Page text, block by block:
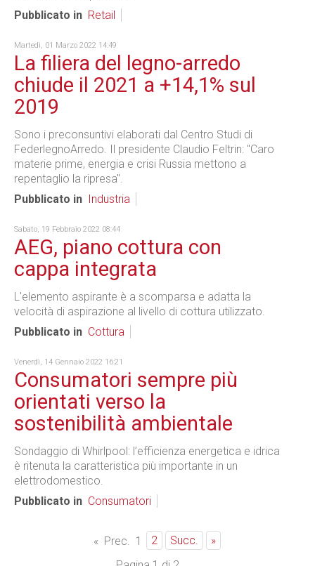
Pubblicato in Retail
Martedì, 01 Marzo 2022 14:49
La filiera del legno-arredo
chiude il 2021 a +14,1% sul
2019
Sono i preconsuntivi elaborati dal Centro Studi di
FederlegnoArredo. Il presidente Claudio Feltrin: "Caro
materie prime, energia e crisi Russia mettono a
repentaglio la ripresa".
Pubblicato in
Industria
Sabato, 19 Febbraio 2022 08:44
AEG, piano cottura con
cappa integrata
L'elemento aspirante è a scomparsa e adatta la
velocità di aspirazione al livello di cottura utilizzato.
Pubblicato in Cottura
Venerdì, 14 Gennaio 2022 16:21
Consumatori sempre più
orientati verso la
sostenibilità ambientale
Sondaggio di Whirlpool: l’efficienza energetica e idrica
è ritenuta la caratteristica più importante in un
elettrodomestico.
Pubblicato in Consumatori
« Prec. 1 2 Succ.
»